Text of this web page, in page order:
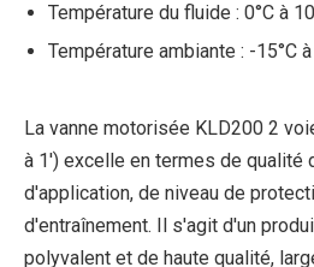
Température du fluide : 0°C à
Température ambiante : -15°C à
La vanne motorisée KLD200 2
à 1') excelle en termes de qualité
d'application, de niveau de
d'entraînement. Il s'agit d'un
polyvalent et de haute qualité,